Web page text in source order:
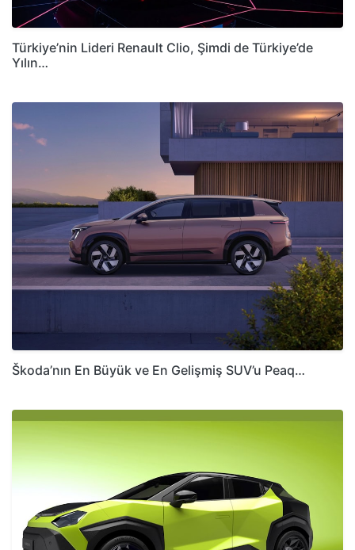
Türkiye’nin Lideri Renault Clio, Şimdi de Türkiye’de
Yılın…
Škoda’nın En Büyük ve En Gelişmiş SUV’u Peaq…